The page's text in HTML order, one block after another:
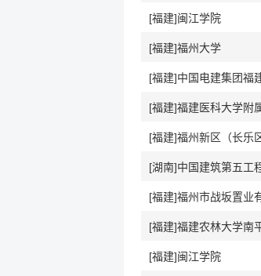
[福建]闽江学院
[福建]福州大学
[福建]福建医科大学附
[福建]福州新区（长乐
[湖南]中国建筑第五工
[福建]福州市战坂置业
[福建]福建农林大学南
[福建]闽江学院